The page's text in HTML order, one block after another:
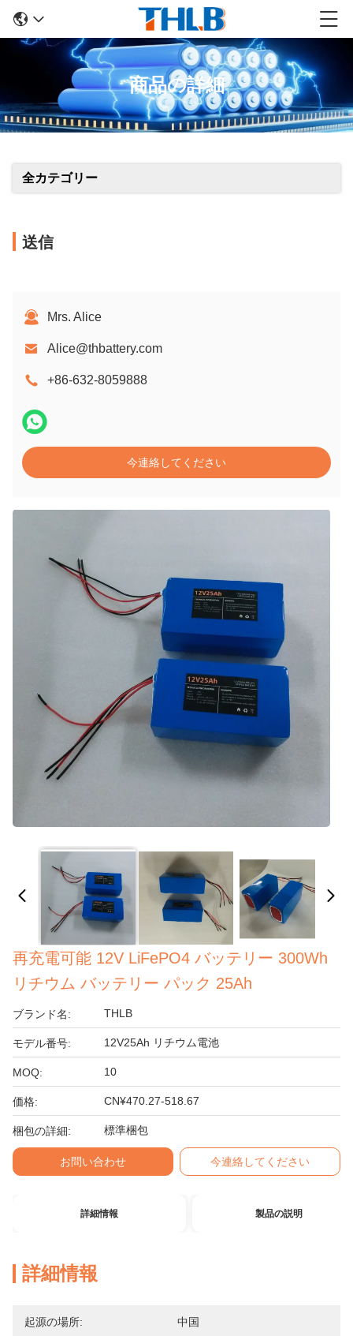
商品の詳細
全カテゴリー
送信
Mrs. Alice
Alice@thbattery.com
+86-632-8059888
今連絡してください
再充電可能 12V LiFePO4 バッテリー 300Wh
リチウム バッテリー パック 25Ah
ブランド名: THLB
モデル番号: 12V25Ah リチウム電池
MOQ: 10
価格: CN¥470.27-518.67
梱包の詳細: 標準梱包
お問い合わせ 今連絡してください
詳細情報 製品の説明
詳細情報
起源の場所: 中国